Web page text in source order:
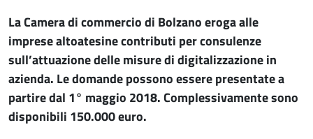
La Camera di commercio di Bolzano eroga alle
imprese altoatesine contributi per consulenze
sull’attuazione delle misure di digitalizzazione in
azienda. Le domande possono essere presentate a
partire dal 1° maggio 2018. Complessivamente sono
disponibili 150.000 euro.